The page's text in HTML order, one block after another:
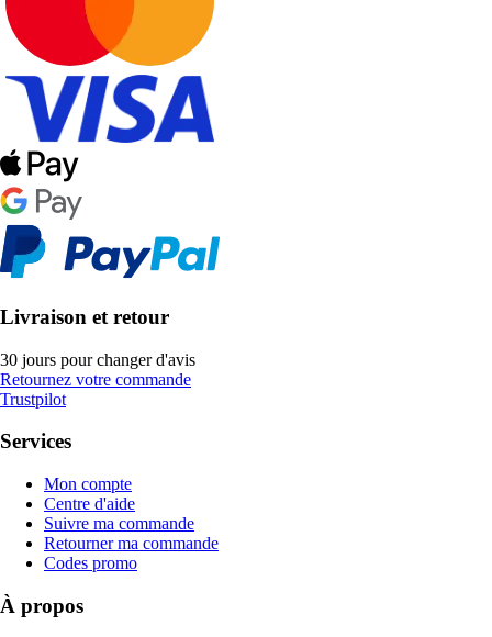
Livraison et retour
30 jours pour changer d'avis
Retournez votre commande
Trustpilot
Services
Mon compte
Centre d'aide
Suivre ma commande
Retourner ma commande
Codes promo
À propos